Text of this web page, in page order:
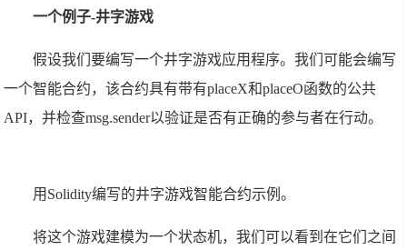
一个例子-井字游戏
假设我们要编写一个井字游戏应用程序。我们可能会编写
一个智能合约，该合约具有带有placeX和placeO函数的公共
API，并检查msg.sender以验证是否有正确的参与者在行动。
用Solidity编写的井字游戏智能合约示例。
将这个游戏建模为一个状态机，我们可以看到在它们之间